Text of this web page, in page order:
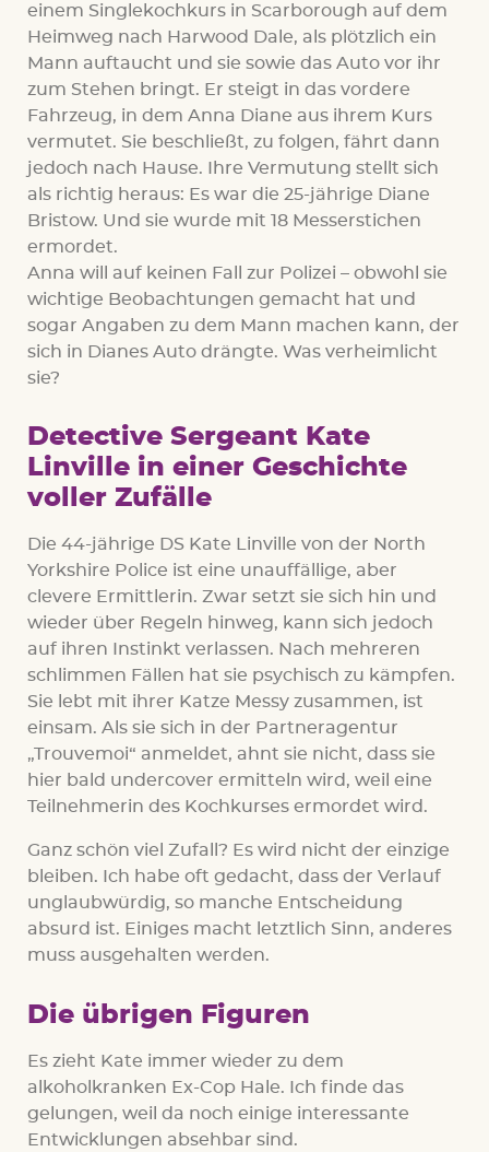
einem Singlekochkurs in Scarborough auf dem
Heimweg nach Harwood Dale, als plötzlich ein
Mann auftaucht und sie sowie das Auto vor ihr
zum Stehen bringt. Er steigt in das vordere
Fahrzeug, in dem Anna Diane aus ihrem Kurs
vermutet. Sie beschließt, zu folgen, fährt dann
jedoch nach Hause. Ihre Vermutung stellt sich
als richtig heraus: Es war die 25-jährige Diane
Bristow. Und sie wurde mit 18 Messerstichen
ermordet.
Anna will auf keinen Fall zur Polizei – obwohl sie
wichtige Beobachtungen gemacht hat und
sogar Angaben zu dem Mann machen kann, der
sich in Dianes Auto drängte. Was verheimlicht
sie?
Detective Sergeant Kate
Linville in einer Geschichte
voller Zufälle
Die 44-jährige DS Kate Linville von der North
Yorkshire Police ist eine unauffällige, aber
clevere Ermittlerin. Zwar setzt sie sich hin und
wieder über Regeln hinweg, kann sich jedoch
auf ihren Instinkt verlassen. Nach mehreren
schlimmen Fällen hat sie psychisch zu kämpfen.
Sie lebt mit ihrer Katze Messy zusammen, ist
einsam. Als sie sich in der Partneragentur
„Trouvemoi“ anmeldet, ahnt sie nicht, dass sie
hier bald undercover ermitteln wird, weil eine
Teilnehmerin des Kochkurses ermordet wird.
Ganz schön viel Zufall? Es wird nicht der einzige
bleiben. Ich habe oft gedacht, dass der Verlauf
unglaubwürdig, so manche Entscheidung
absurd ist. Einiges macht letztlich Sinn, anderes
muss ausgehalten werden.
Die übrigen Figuren
Es zieht Kate immer wieder zu dem
alkoholkranken Ex-Cop Hale. Ich finde das
gelungen, weil da noch einige interessante
Entwicklungen absehbar sind.